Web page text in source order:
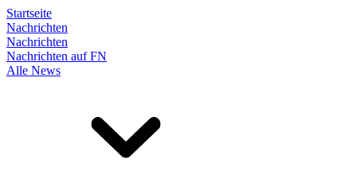
Startseite
Nachrichten
Nachrichten
Nachrichten auf FN
Alle News